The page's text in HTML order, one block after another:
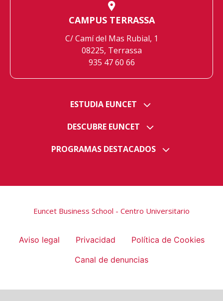
ESTUDIA EUNCET
DESCUBRE EUNCET
PROGRAMAS DESTACADOS
CAMPUS TERRASSA
C/ Camí del Mas Rubial, 1
08225, Terrassa
935 47 60 66
Euncet Business School - Centro Universitario
Aviso legal Privacidad
Política de Cookies
Canal de denuncias